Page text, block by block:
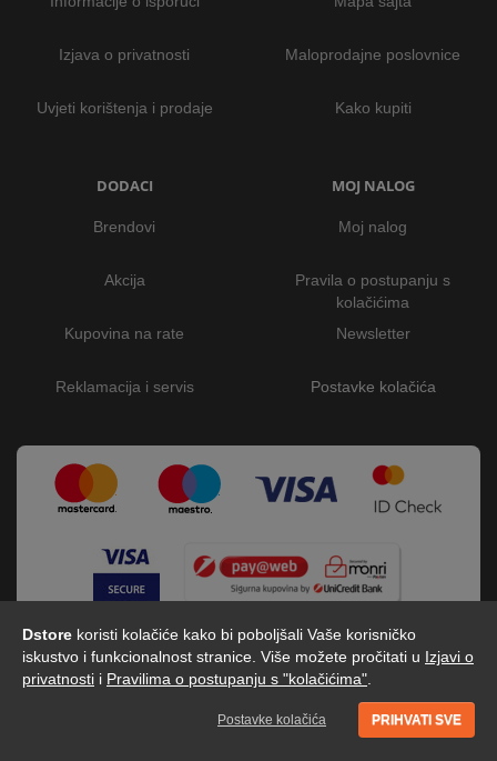
Dstore koristi kolačiće kako bi poboljšali Vaše korisničko
iskustvo i funkcionalnost stranice. Više možete pročitati u Izjavi o
privatnosti i Pravilima o postupanju s "kolačićima"
Postavke kolačića PRIHVATI SVE
Izjava o privatnosti
Uvjeti korištenja i prodaje
Maloprodajne poslovnice
Kako kupiti
DODACI
Brendovi
Akcija
Kupovina na rate
Reklamacija i servis
MOJ NALOG
Moj nalog
Pravila o postupanju s
kolačićima
Newsletter
Postavke kolačića
Dstore - Centar tehnike © 2026 by Digitalis d.o.o